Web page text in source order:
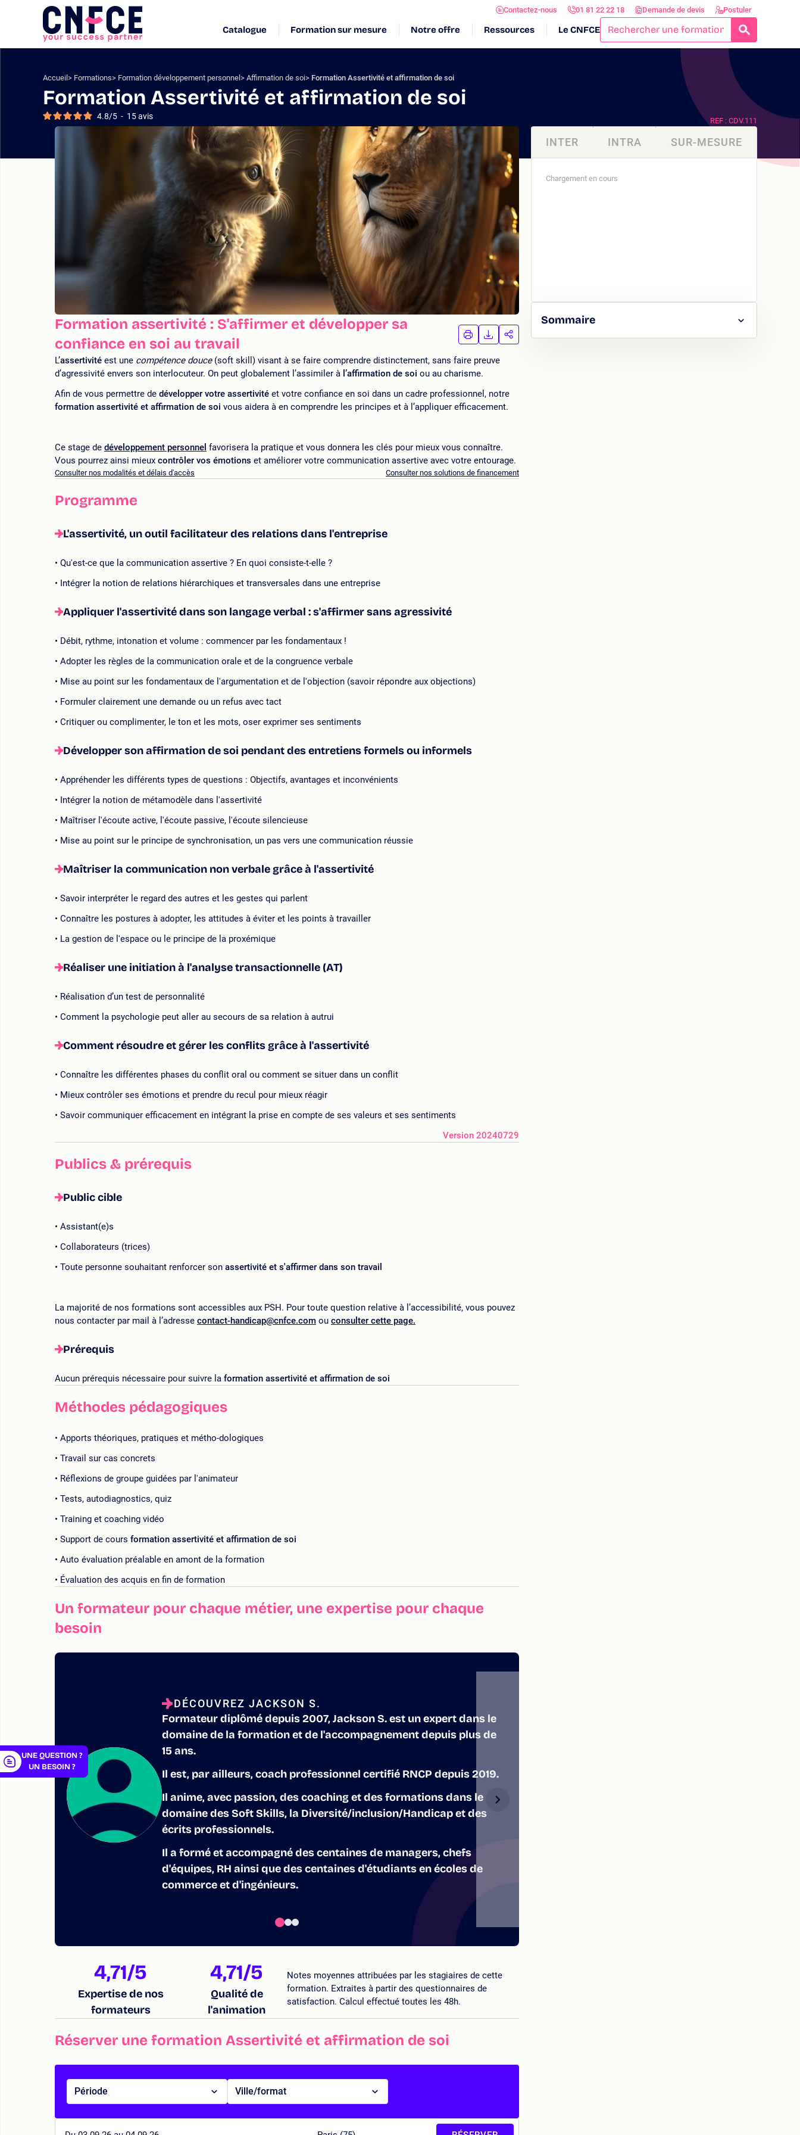
Aller
Logo
site
Contactez-nous 01 81 22 22 18 Demande de devis Postuler
Catalogue Formation sur mesure Notre offre Ressources Le CNFCE
Accueil Formations Formation développement personnel Affirmation de soi Formation Assertivité et affirmation de soi
Formation Assertivité et affirmation de soi
4.8/5 - 15avis
Formation assertivité : S'affirmer et développer sa
confiance en soi au travail
IMPRIMER
LA
FORMATION
TÉLÉCHARGER
LA
FORMATION
PARTAGER
L’assertivité est une compétence douce(soft skill) visant à se faire comprendre distinctement, sans faire preuve
d’agressivité envers son interlocuteur. On peut globalement l’assimiler à l’affirmation de soi ou au charisme.
Afin de vous permettre de développer votre assertivité et votre confiance en soi dans un cadre professionnel, notre
formation assertivité et affirmation de soi vous aidera à en comprendre les principes et à l’appliquer efficacement.
Ce stage de développement personnel favorisera la pratique et vous donnera les clés pour mieux vous connaître.
Vous pourrez ainsi mieux contrôler vos émotions et améliorer votre communication assertive avec votre entourage.
Consulter nos modalités et délais d'accès Consulter nos solutions de financement
Programme
L'assertivité, un outil facilitateur des relations dans l'entreprise
Qu'est-ce que la communication assertive ? En quoi consiste-t-elle ?
Intégrer la notion de relations hiérarchiques et transversales dans une entreprise
Appliquer l'assertivité dans son langage verbal : s'affirmer sans agressivité
Débit, rythme, intonation et volume : commencer par les fondamentaux !
Adopter les règles de la communication orale et de la congruence verbale
Mise au point sur les fondamentaux de l'argumentation et de l'objection (savoir répondre aux objections)
Formuler clairement une demande ou un refus avec tact
Critiquer ou complimenter, le ton et les mots, oser exprimer ses sentiments
Développer son affirmation de soi pendant des entretiens formels ou informels
Appréhender les différents types de questions : Objectifs, avantages et inconvénients
Intégrer la notion de métamodèle dans l'assertivité
Maîtriser l'écoute active, l'écoute passive, l'écoute silencieuse
Mise au point sur le principe de synchronisation, un pas vers une communication réussie
Maîtriser la communication non verbale grâce à l'assertivité
Savoir interpréter le regard des autres et les gestes qui parlent
Connaître les postures à adopter, les attitudes à éviter et les points à travailler
La gestion de l'espace ou le principe de la proxémique
Réaliser une initiation à l'analyse transactionnelle (AT)
Réalisation d’un test de personnalité
Comment la psychologie peut aller au secours de sa relation à autrui
Comment résoudre et gérer les conflits grâce à l'assertivité
Connaître les différentes phases du conflit oral ou comment se situer dans un conflit
Mieux contrôler ses émotions et prendre du recul pour mieux réagir
Savoir communiquer efficacement en intégrant la prise en compte de ses valeurs et ses sentiments
Version 20240729
Publics & prérequis
Public cible
Assistant(e)s
Collaborateurs (trices)
Toute personne souhaitant renforcer son assertivité et s'affirmer dans son travail
La majorité de nos formations sont accessibles aux PSH. Pour toute question relative à l’accessibilité, vous pouvez
nous contacter par mail à l’adresse contact-handicap@cnfce.com ou consulter cette page.
Prérequis
Aucun prérequis nécessaire pour suivre la formation assertivité et affirmation de soi
Méthodes pédagogiques
Apports théoriques, pratiques et métho-dologiques
Travail sur cas concrets
Réflexions de groupe guidées par l'animateur
Tests, autodiagnostics, quiz
Training et coaching vidéo
Support de cours formation assertivité et affirmation de soi
Auto évaluation préalable en amont de la formation
Évaluation des acquis en fin de formation
Un formateur pour chaque métier, une expertise pour chaque
besoin
DÉCOUVREZ JACKSON S.
Formateur diplômé depuis 2007, Jackson S. est un expert dans le
domaine de la formation et de l'accompagnement depuis plus de
15 ans.
Il est, par ailleurs, coach professionnel certifié RNCP depuis 2019.
Il anime, avec passion, des coaching et des formations dans le
domaine des Soft Skills, la Diversité/inclusion/Handicap et des
écrits professionnels.
Il a formé et accompagné des centaines de managers, chefs
d'équipes, RH ainsi que des centaines d'étudiants en écoles de
commerce et d'ingénieurs.
4,71/5
Expertise de nos
formateurs
4,71/5
Qualité de
l'animation
Notes moyennes attribuées par les stagiaires de cette
formation. Extraites à partir des questionnaires de
satisfaction. Calcul effectué toutes les 48h.
Réserver une formation Assertivité et affirmation de soi
Période Ville/format
REF : CDV.111
INTER INTRA SUR-MESURE
Sommaire
UNE QUESTION ?
UN BESOIN ?